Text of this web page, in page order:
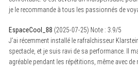
je le recommande à tous les passionnés de
EspaceCool_88 (2025-07-25) Note : 3.9/5
J’ai récemment installé le rafraîchisseur
spectacle, et je suis ravi de sa performance. Il
agréable pendant les répétitions, même avec